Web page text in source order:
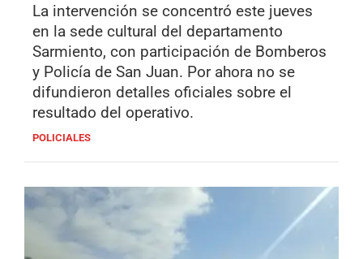
La intervención se concentró este jueves
en la sede cultural del departamento
Sarmiento, con participación de Bomberos
y Policía de San Juan. Por ahora no se
difundieron detalles oficiales sobre el
resultado del operativo.
POLICIALES